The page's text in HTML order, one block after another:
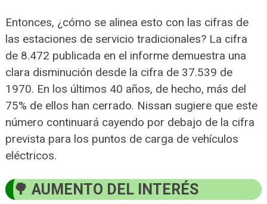
Entonces, ¿cómo se alinea esto con las cifras de
las estaciones de servicio tradicionales? La cifra
de 8.472 publicada en el informe demuestra una
clara disminución desde la cifra de 37.539 de
1970. En los últimos 40 años, de hecho, más del
75% de ellos han cerrado. Nissan sugiere que este
número continuará cayendo por debajo de la cifra
prevista para los puntos de carga de vehículos
eléctricos.
AUMENTO DEL INTERÉS